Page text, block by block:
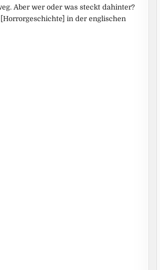
Aber wer oder was steckt dahinter?
in der englischen